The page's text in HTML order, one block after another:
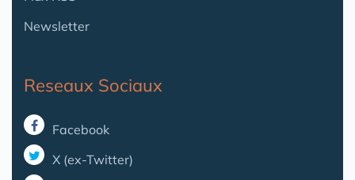
Newsletter
Reseaux Sociaux
Facebook
X (ex-Twitter)